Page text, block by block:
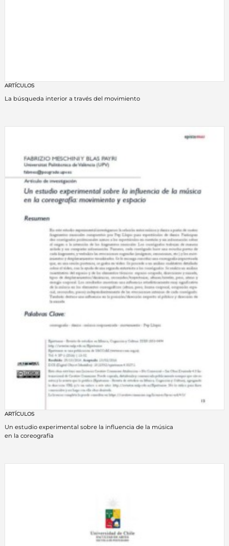
ARTÍCULOS
La búsqueda interior a través del movimiento
ARTÍCULOS
Un estudio experimental sobre la influencia de la música
en la coreografía